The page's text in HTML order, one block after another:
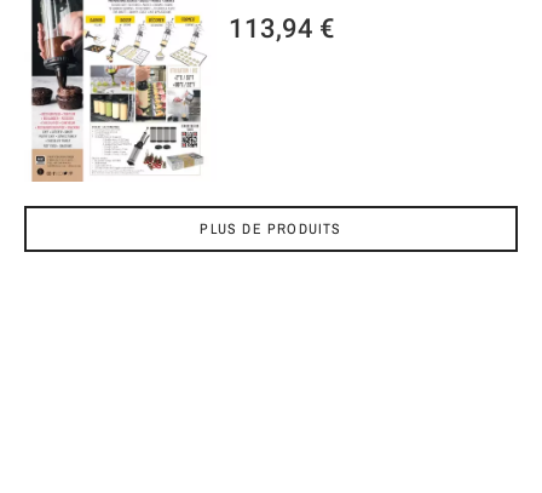
113,94 €
PLUS DE PRODUITS